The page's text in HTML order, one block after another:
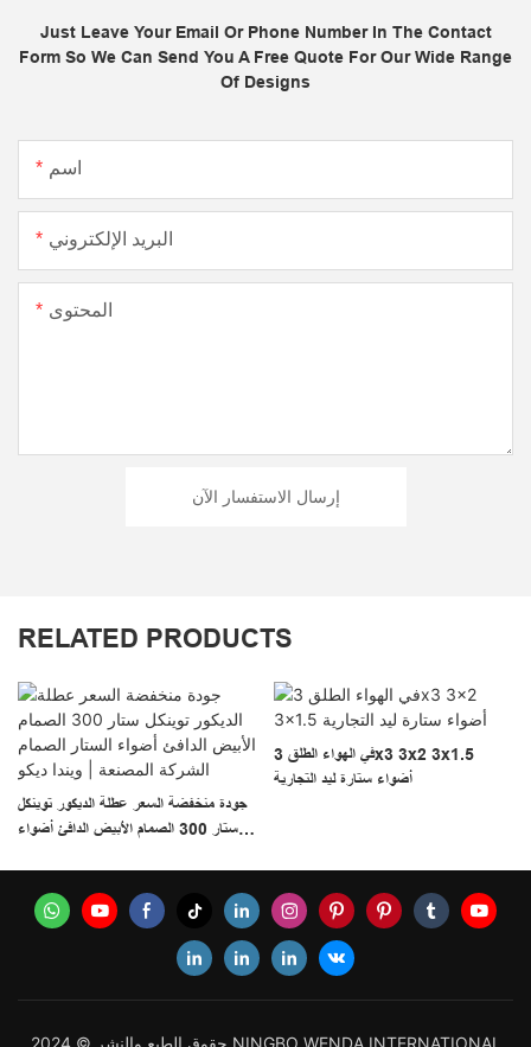
Just Leave Your Email Or Phone Number In The Contact
Form So We Can Send You A Free Quote For Our Wide Range
Of Designs
اسم
البريد الإلكتروني
المحتوى
إرسال الاستفسار الآن
RELATED PRODUCTS
جودة منخفضة السعر عطلة الديكور توينكل
ستار 300 الصمام الأبيض الدافئ أضواء
في الهواء الطلق 3x3 3x2 3x1.5
أضواء ستارة ليد التجارية
حقوق الطبع والنشر © 2024 NINGBO WENDA INTERNATIONAL